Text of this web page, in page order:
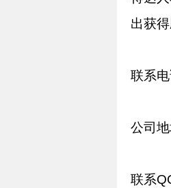
出获得
联系电
公司
联系